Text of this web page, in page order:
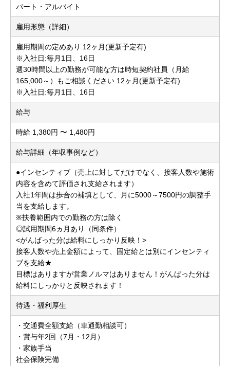
パート・アルバイト
雇用形態（詳細）
雇用期間の定めあり 12ヶ月(更新予定有)
※入社日:毎月1日、16日
週30時間以上の勤務が可能な方は時短契約社員（月給
165,000～）もご相談ください 12ヶ月(更新予定有)
※入社日:毎月1日、16日
給与
時給 1,380円 〜 1,480円
給与詳細（年収事例など）
●インセンティブ（売上に対してだけでなく、接客人数や施術
内容を含めて評価され支給されます）
入社1年間は歩合の補填として、月に5000～7500円の調整手
当を支給します。
※扶養範囲内での勤務の方は除く
◎試用期間6ヵ月あり（同条件）
<がんばった分は給料にしっかり反映！>
接客人数や売上金額によって、固定給とは別にインセンティ
ブを支給★
目標はありますが営業ノルマはありません！がんばった分は
給料にしっかりと反映されます！
待遇・福利厚生
・交通費全額支給（車通勤相談可）
・賞与年2回（7月・12月）
・家族手当
社会保険完備